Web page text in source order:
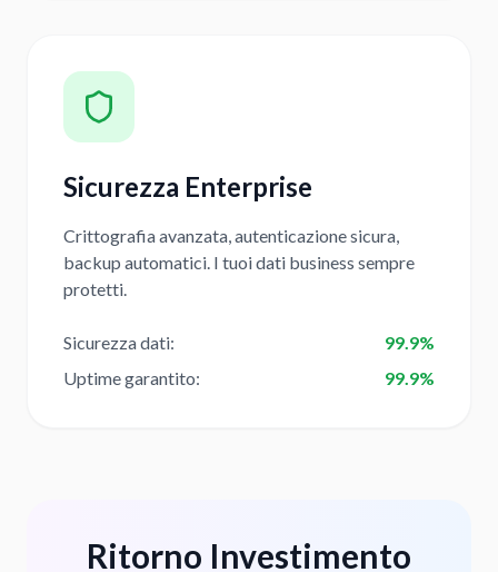
Sicurezza Enterprise
Crittografia avanzata, autenticazione sicura,
backup automatici. I tuoi dati business sempre
protetti.
Sicurezza dati:
99.9%
Uptime garantito: 99.9%
Ritorno Investimento